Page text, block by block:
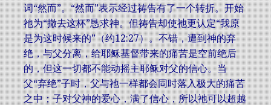
词“然而”。“然而”表示经过祷告有了一个转折。开始
祂为“撤去这杯”恳求神。但祷告却使祂更认定“我原
是为这时候来的”（约12:27）。不错，遭到神的弃
绝，与父分离，给耶稣基督带来的痛苦是空前绝后
的，但这一切都不能动摇主耶稣对父的信心。当
父“弃绝”子时，父与祂一样都会同时落入极大的痛苦
之中；子对父神的爱心，满了信心，所以祂可以超越